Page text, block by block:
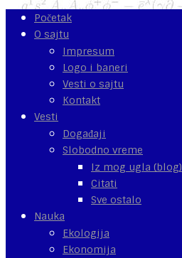
Početak
O sajtu
Impresum
Logo i baneri
Vesti o sajtu
Kontakt
Vesti
Događaji
Slobodno vreme
Iz mog ugla (blog)
Citati
Sve ostalo
Nauka
Ekologija
Ekonomija